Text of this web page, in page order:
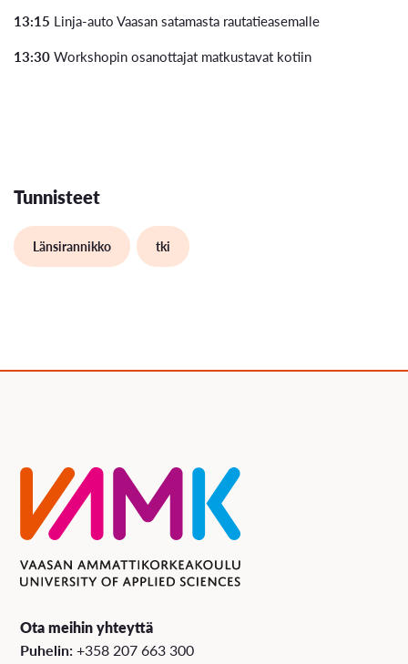
13:15 Linja-auto Vaasan satamasta rautatieasemalle
13:30Workshopin osanottajat matkustavat kotiin
Tunnisteet
Länsirannikko tki
Ota meihin yhteyttä
Puhelin:+358 207 663 300